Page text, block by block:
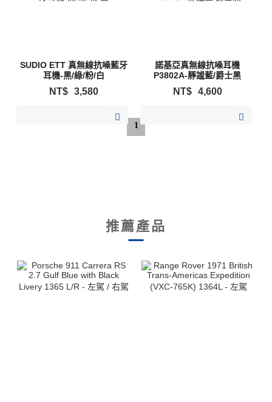
SUDIO ETT 真無線抗噪藍牙
耳機-黑/綠/粉/白
NT$ 3,580
諾基亞真無線抗噪耳機
P3802A-靜謐藍/爵士黑
NT$ 4,600
1
推薦產品